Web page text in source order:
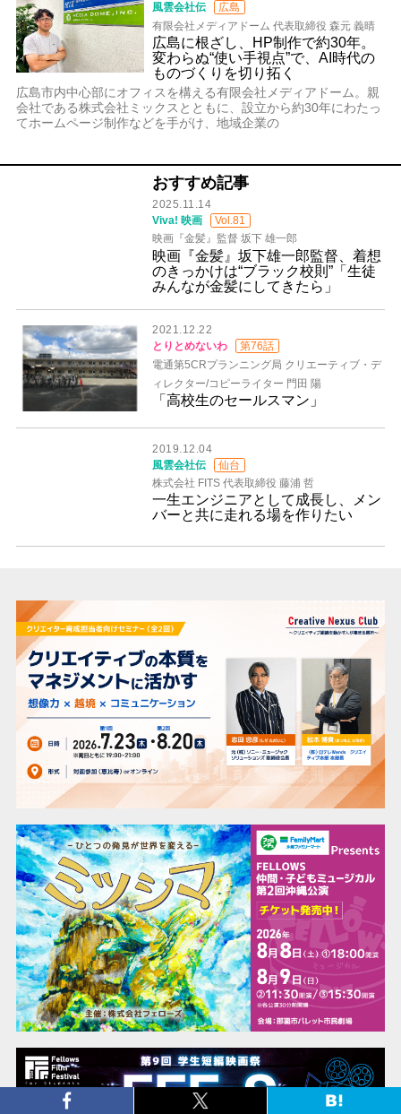
風雲会社伝
広島
有限会社メディアドーム 代表取締役 森元 義晴
広島に根ざし、HP制作で約30年。
変わらぬ“使い手視点”で、AI時代の
ものづくりを切り拓く
広島市内中心部にオフィスを構える有限会社メディアドーム。親
会社である株式会社ミックスとともに、設立から約30年にわたっ
てホームページ制作などを手がけ、地域企業の
おすすめ記事
2025.11.14
Viva! 映画
Vol.81
映画『金髪』監督 坂下 雄一郎
映画『金髪』坂下雄一郎監督、着想
のきっかけは“ブラック校則”「生徒
みんなが金髪にしてきたら」
2021.12.22
とりとめないわ
第76話
電通第5CRプランニング局 クリエーティブ・デ
ィレクター/コピーライター 門田 陽
「高校生のセールスマン」
2019.12.04
風雲会社伝
仙台
株式会社 FITS 代表取締役 藤浦 哲
一生エンジニアとして成長し、メン
バーと共に走れる場を作りたい